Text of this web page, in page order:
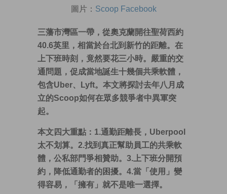
圖片： Scoop Facebook
三藩市灣區一帶，從奧克蘭開往聖荷西約
40.6英里，相當於台北到新竹的距離。在
上下班時刻，竟然要花三小時。嚴重的交
通問題，促成當地誕生十幾個共乘軟體，
包含Uber、 Lyft。本文將探討去年八月成
立的Scoop如何在眾多競爭者中異軍突
起。
本文四大重點：1.通勤距離長，Uberpool
太不划算。2.找到真正幫助員工的共乘軟
體，公私部門爭相贊助。3.上下班分開預
約，降低通勤者的困擾。4.當「使用」變
得容易，「擁有」就不是唯一選擇。